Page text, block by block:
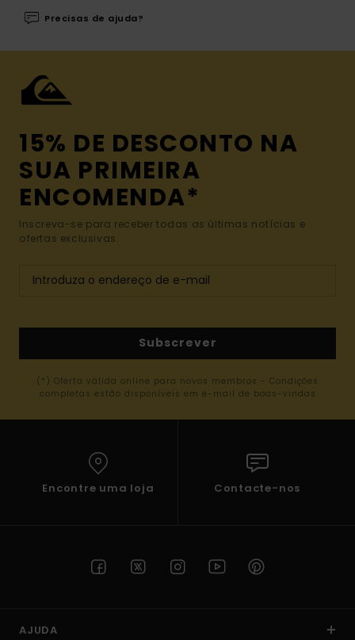
Precisas de ajuda?
15% DE DESCONTO NA
SUA PRIMEIRA
ENCOMENDA*
Inscreva-se para receber todas as últimas notícias e
ofertas exclusivas.
Subscrever
(*) Oferta válida online para novos membros - Condições
completas estão disponíveis em e-mail de boas-vindas
Encontre uma loja Contacte-nos
AJUDA